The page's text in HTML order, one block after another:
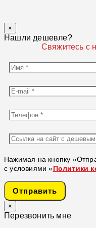
×
Нашли дешевле?
Свяжитесь
Нажимая на кнопку
с условиями « Политики
Отправить
×
Перезвонить мне